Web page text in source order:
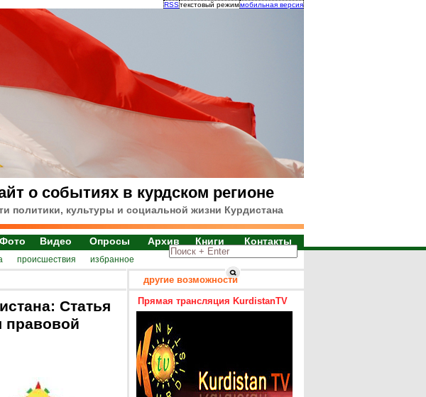
RSSтекстовый режиммобильная версия
о событиях в курдском регионе
политики, культуры и социальной жизни Курдистана
Фото Видео Опросы Архив Книги Контакты
происшествия избранное
Статья
правовой
другие возможности
Прямая трансляция KurdistanTV